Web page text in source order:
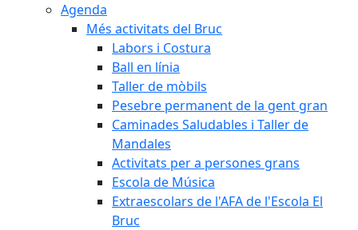
Agenda
Més activitats del Bruc
Labors i Costura
Ball en línia
Taller de mòbils
Pesebre permanent de la gent gran
Caminades Saludables i Taller de
Mandales
Activitats per a persones grans
Escola de Música
Extraescolars de l'AFA de l'Escola El
Bruc